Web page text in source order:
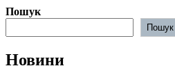
Пошук
Пошук
Новини